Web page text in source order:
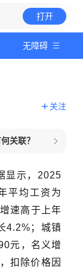
打开
无障碍
关注
关联？
显示，2025
平均工资为
速高于上年
4.2%；城镇
元，名义增
扣除价格因